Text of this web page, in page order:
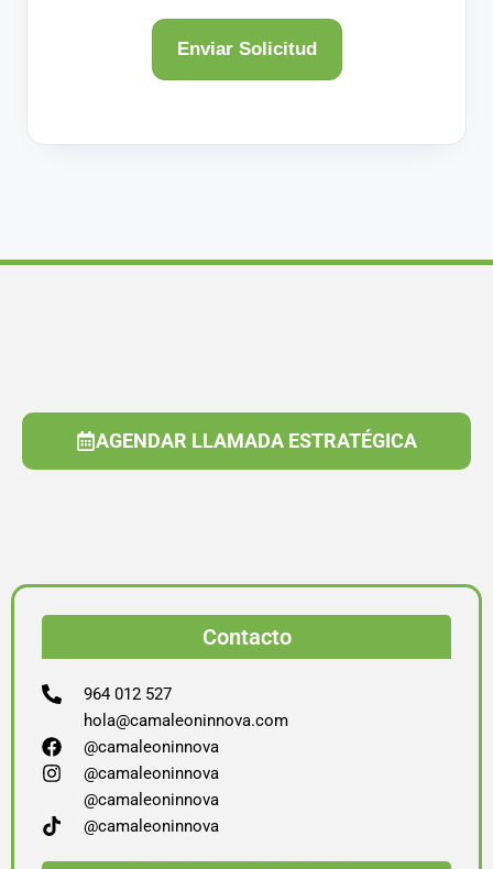
AGENDAR LLAMADA ESTRATÉGICA
Contacto
964 012 527
hola@camaleoninnova.com
@camaleoninnova
@camaleoninnova
@camaleoninnova
@camaleoninnova